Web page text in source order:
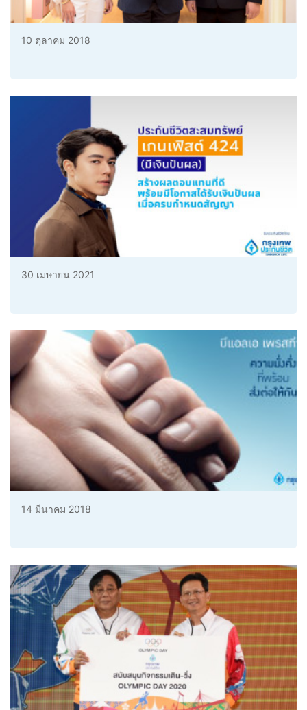
10 ตุลาคม 2018
30 เมษายน 2021
14 มีนาคม 2018